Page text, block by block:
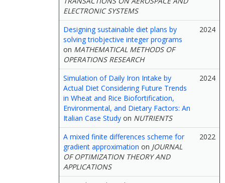
ELECTRONIC SYSTEMS
Designing sustainable diet plans by
solving triobjective integer programs
on MATHEMATICAL METHODS OF
OPERATIONS RESEARCH
2024
Simulation of Daily Iron Intake by
Actual Diet Considering Future Trends
in Wheat and Rice Biofortification,
Environmental, and Dietary Factors: An
Italian Case Study on NUTRIENTS
2024
A mixed finite differences scheme for
gradient approximation on JOURNAL
OF OPTIMIZATION THEORY AND
APPLICATIONS
2022